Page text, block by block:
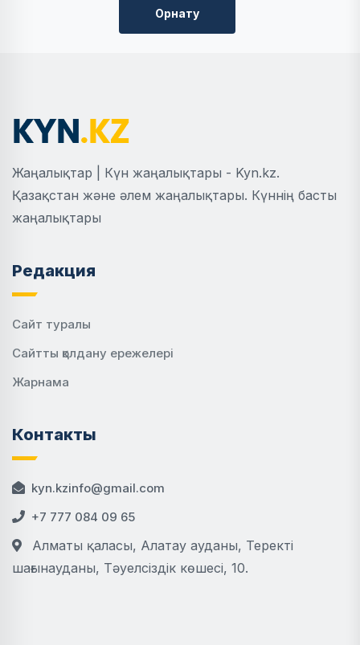
Орнату
Жаңалықтар | Күн жаңалықтары - Kyn.kz.
Қазақстан және әлем жаңалықтары. Күннің басты
жаңалықтары
Редакция
Сайт туралы
Сайтты қолдану ережелері
Жарнама
Контакты
kyn.kzinfo@gmail.com
+7 777 084 09 65
Алматы қаласы, Алатау ауданы, Теректі
шағынауданы, Тәуелсіздік көшесі, 10.